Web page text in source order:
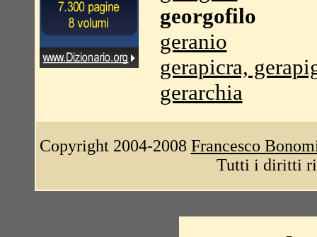
georgofilo
geranio
gerapicra,
gerarchia
Copyright 2004-2008 Francesco
Tutti i diritti